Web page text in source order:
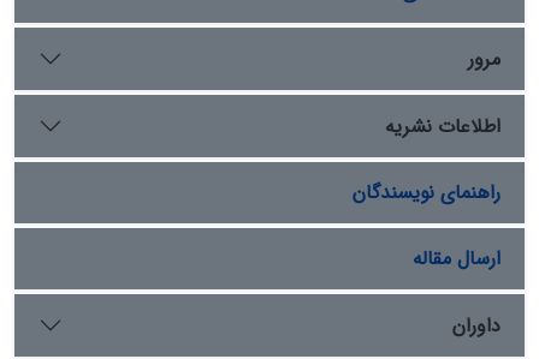
مرور
اطلاعات نشریه
راهنمای نویسندگان
ارسال مقاله
داوران